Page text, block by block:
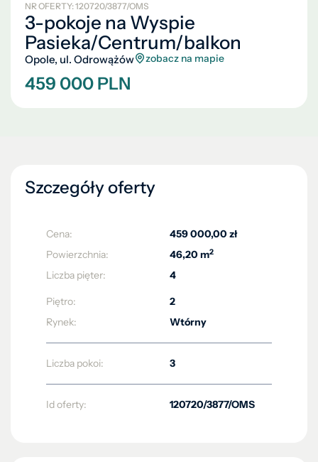
NR OFERTY: 120720/3877/OMS
3-pokoje na Wyspie
Pasieka/Centrum/balkon
Opole, ul. Odrowążów zobacz na mapie
459 000 PLN
Szczegóły oferty
Cena:
459 000,00 zł
Powierzchnia:
46,20 m2
Liczba pięter: 4
Piętro:
2
Rynek:
Wtórny
Liczba pokoi: 3
Id oferty: 120720/3877/OMS